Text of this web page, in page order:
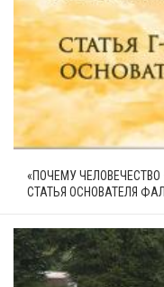
«ПОЧЕМУ
СТАТЬЯ ОСНОВАТЕЛЯ